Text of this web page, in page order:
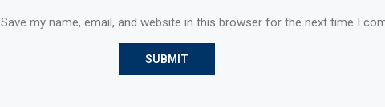
Save my name, email, and website in this browser for the next time I